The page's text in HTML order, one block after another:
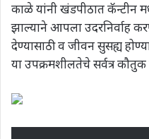
काळे यांनी खंडपीठात कॅन्टीन
झाल्याने आपला उदरनिर्वाह
देण्यासाठी व जीवन सुसह्य
या उपक्रमशीलतेचे सर्वत्र